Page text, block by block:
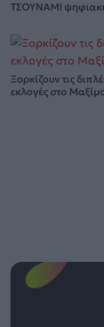
ΤΣΟΥΝΑΜΙ
Ξορκίζουν τις
εκλογές στο